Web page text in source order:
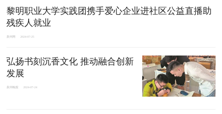
黎明职业大学实践团携手爱心企业进社区公益直播助
残疾人就业
泉州网 2024-07-25
弘扬书刻沉香文化 推动融合创新
发展
泉州晚报 2024-07-24